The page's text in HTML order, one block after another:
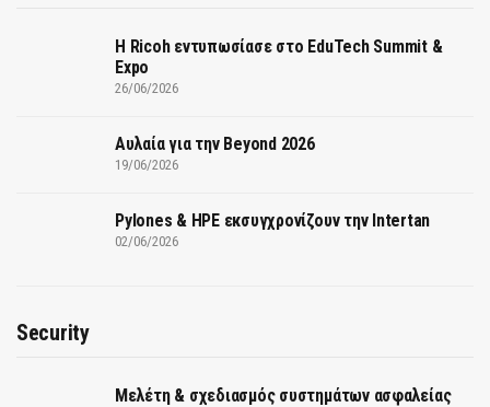
Η Ricoh εντυπωσίασε στο EduTech Summit &
Expo
26/06/2026
Αυλαία για την Beyond 2026
19/06/2026
Pylones & HPE εκσυγχρονίζουν την Intertan
02/06/2026
Security
Μελέτη & σχεδιασμός συστημάτων ασφαλείας